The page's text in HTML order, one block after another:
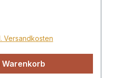
beträgt der
Versandkosten
Warenkorb